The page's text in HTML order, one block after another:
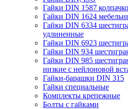
Гайки DIN 1587
Гайки DIN 1624
Гайки DIN 6334
удлиненные
Гайки DIN 6923
Гайки DIN 934
Гайки DIN 985
низкие с нейлоновой
Гайки-барашки DIN 315
Гайки специальные
Комплекты крепежные
Болты с гайками